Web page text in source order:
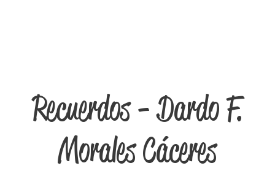
Recuerdos - Dardo F.
Morales Cáceres